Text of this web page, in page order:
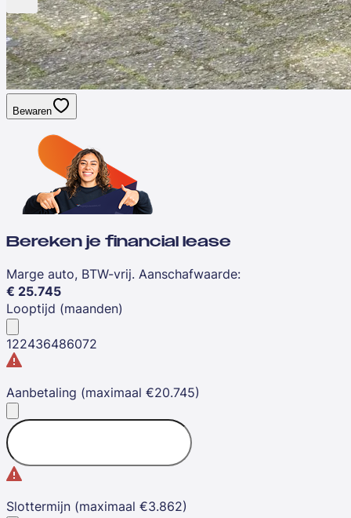
Bewaren
Bereken je financial lease
Marge auto, BTW-vrij. Aanschafwaarde:
€ 25.745
Looptijd (maanden)
122436486072
Aanbetaling (maximaal €20.745)
Slottermijn (maximaal €3.862)